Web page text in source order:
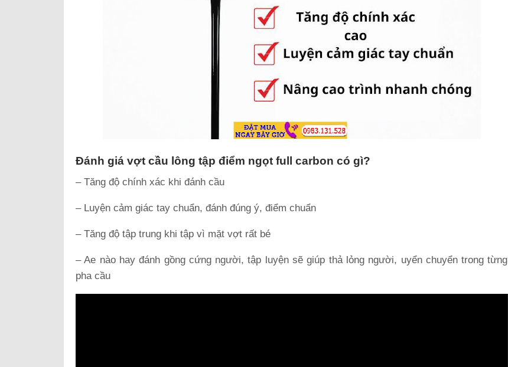
Đánh giá vợt cầu lông tập điểm ngọt full carbon có gì?
– Tăng độ chính xác khi đánh cầu
– Luyện cảm giác tay chuẩn, đánh đúng ý, điểm chuẩn
– Tăng độ tập trung khi tập vì mặt vợt rất bé
– Ae nào hay đánh gồng cứng người, tập luyện sẽ giúp thả lỏng người, uyển chuyển trong từng
pha cầu